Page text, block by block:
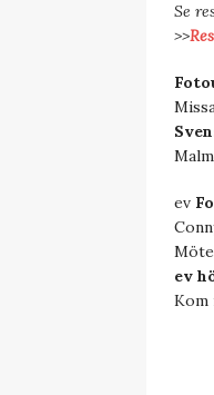
Se
>>
ev
ev
Kom